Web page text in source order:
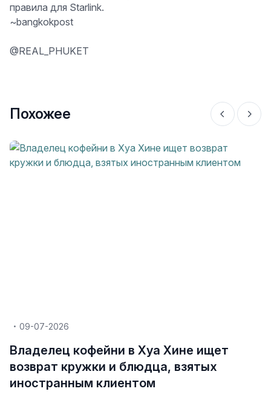
правила для Starlink.
~bangkokpost
@REAL_PHUKET
Похожее
09-07-2026
Владелец кофейни в Хуа Хине ищет
возврат кружки и блюдца, взятых
иностранным клиентом